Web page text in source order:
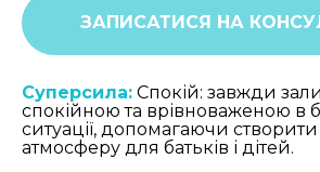
ЗАПИСАТИСЯ НА
Суперсила: Спокій: завжди
спокійною та врівноваженою в
ситуації, допомагаючи
атмосферу для батьків і дітей.